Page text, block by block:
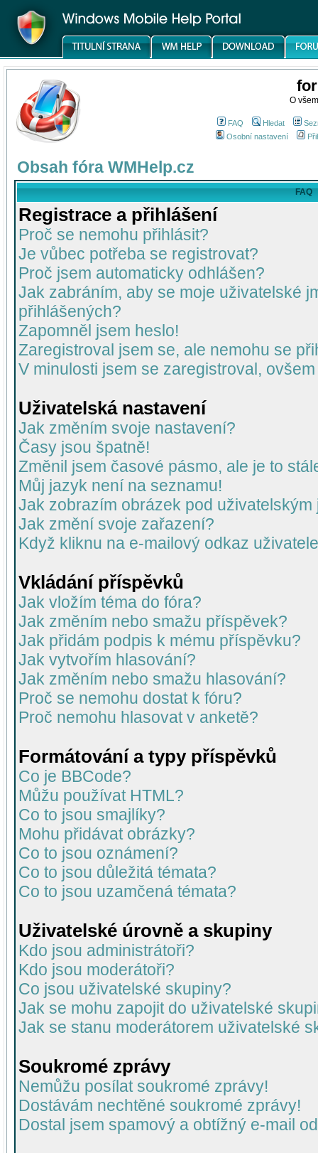
O
FAQ Hledat
Osobní nastavení
Obsah fóra WMHelp.cz
FAQ
Registrace a přihlášení
Proč se nemohu přihlásit?
Je vůbec potřeba se registrovat?
Proč jsem automaticky odhlášen?
Jak zabráním, aby se moje uživatelské
přihlášených?
Zapomněl jsem heslo!
Zaregistroval jsem se, ale nemohu se
V minulosti jsem se zaregistroval,
Uživatelská nastavení
Jak změním svoje nastavení?
Časy jsou špatně!
Změnil jsem časové pásmo, ale je to
Můj jazyk není na seznamu!
Jak zobrazím obrázek pod uživatelským
Jak změní svoje zařazení?
Když kliknu na e-mailový odkaz
Vkládání příspěvků
Jak vložím téma do fóra?
Jak změním nebo smažu příspěvek?
Jak přidám podpis k mému příspěvku?
Jak vytvořím hlasování?
Jak změním nebo smažu hlasování?
Proč se nemohu dostat k fóru?
Proč nemohu hlasovat v anketě?
Formátování a typy příspěvků
Co je BBCode?
Můžu používat HTML?
Co to jsou smajlíky?
Mohu přidávat obrázky?
Co to jsou oznámení?
Co to jsou důležitá témata?
Co to jsou uzamčená témata?
Uživatelské úrovně a skupiny
Kdo jsou administrátoři?
Kdo jsou moderátoři?
Co jsou uživatelské skupiny?
Jak se mohu zapojit do uživatelské
Jak se stanu moderátorem uživatelské
Soukromé zprávy
Nemůžu posílat soukromé zprávy!
Dostávám nechtěné soukromé zprávy!
Dostal jsem spamový a obtížný e-mail